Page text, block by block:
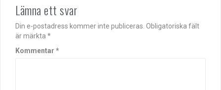
Lämna ett svar
Din e-postadress kommer inte publiceras. Obligatoriska fält
är märkta *
Kommentar *